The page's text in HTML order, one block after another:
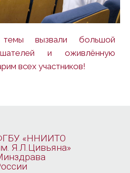
темы вызвали большой
и оживлённую
всех участников!
«ННИИТО
Я.Л.Цивьяна»